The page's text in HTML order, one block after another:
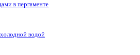
в пергаменте
водой